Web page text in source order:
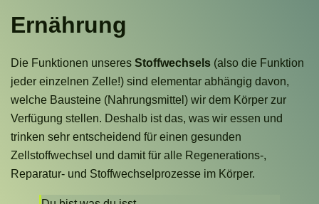
Ernährung
Die Funktionen unseres Stoffwechsels (also die Funktion
jeder einzelnen Zelle!) sind elementar abhängig davon,
welche Bausteine (Nahrungsmittel) wir dem Körper zur
Verfügung stellen. Deshalb ist das, was wir essen und
trinken sehr entscheidend für einen gesunden
Zellstoffwechsel und damit für alle Regenerations-,
Reparatur- und Stoffwechselprozesse im Körper.